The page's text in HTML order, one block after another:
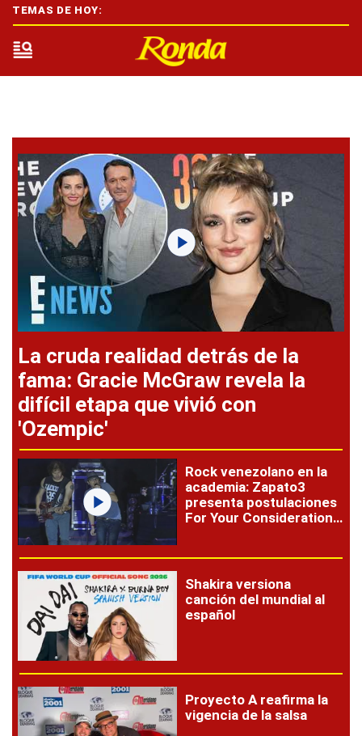
La cruda realidad detrás de la
fama: Gracie McGraw revela la
difícil etapa que vivió con
'Ozempic'
Rock venezolano en la
academia: Zapato3
presenta postulaciones
For Your Consideration a
Shakira versiona
canción del mundial al
español
Proyecto A reafirma la
vigencia de la salsa
TEMAS DE HOY: